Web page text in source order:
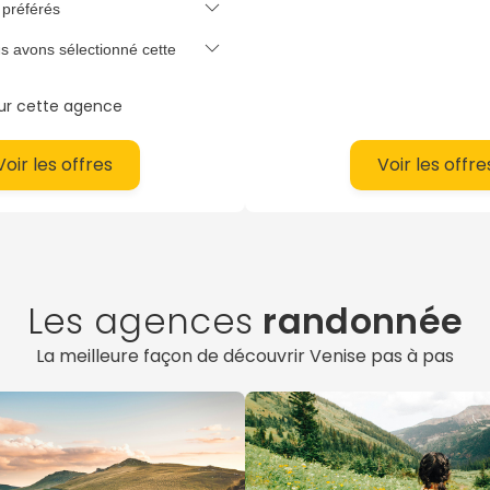
itinérants &
famille, en couple...
voyage sur mesure
Venise :
Marco, basilique
Polo, Dorsoduro,
avons sélectionné cette
cette agence
les offres Voir les
Les agences randonnée
La meilleure façon de découvrir Venise pas à pas